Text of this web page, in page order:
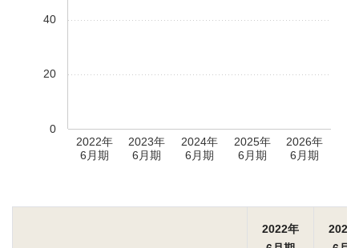
2022年
6月期
2023年
6月期
2024年
6月期
2025年
6月期
2026年
6月期
0
20
40
2022年
2023